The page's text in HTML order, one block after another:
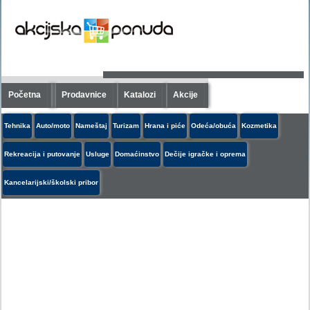
Početna Prodavnice Katalozi Akcije
Tehnika Auto/moto Nameštaj Turizam Hrana i piće Odeća/obuća Kozmetika
Rekreacija i putovanje Usluge Domaćinstvo Dečije igračke i oprema
Kancelarijski/školski pribor